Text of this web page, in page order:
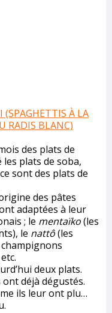
À LA
RADIS BLANC)
des plats de
les plats de soba,
sont des plats de
des pâtes
adaptées à leur
; le mentaïko(les
le nattô(les
deux plats.
déjà dégustés.
ils leur ont plu…